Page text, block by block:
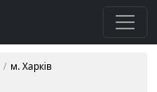
м. Харків